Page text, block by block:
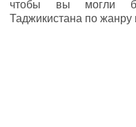
чтобы вы могли
Таджикистана по